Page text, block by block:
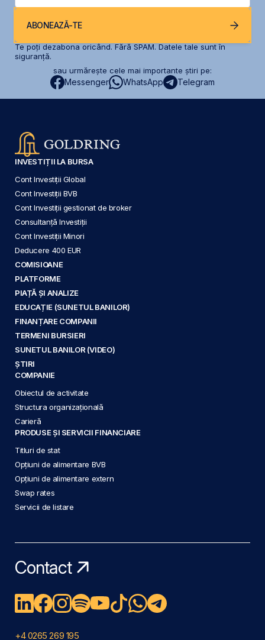
ABONEAZĂ-TE
Te poți dezabona oricând. Fără SPAM. Datele tale sunt în
siguranță.
sau urmărește cele mai importante știri pe:
Messenger WhatsApp Telegram
INVESTIȚII LA BURSA
Cont Investiții Global
Cont Investiții BVB
Cont Investiții gestionat de broker
Consultanță Investiții
Cont Investiții Minori
Deducere 400 EUR
COMISIOANE
PLATFORME
PIAȚĂ ȘI ANALIZE
EDUCAȚIE (SUNETUL BANILOR)
FINANȚARE COMPANII
TERMENI BURSIERI
SUNETUL BANILOR (VIDEO)
ȘTIRI
COMPANIE
Obiectul de activitate
Structura organizațională
Carieră
PRODUSE ȘI SERVICII FINANCIARE
Titluri de stat
Opțiuni de alimentare BVB
Opțiuni de alimentare extern
Swap rates
Servicii de listare
Contact
+4 0265 269 195